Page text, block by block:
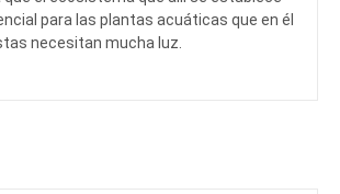
para las plantas acuáticas que en él
necesitan mucha luz.